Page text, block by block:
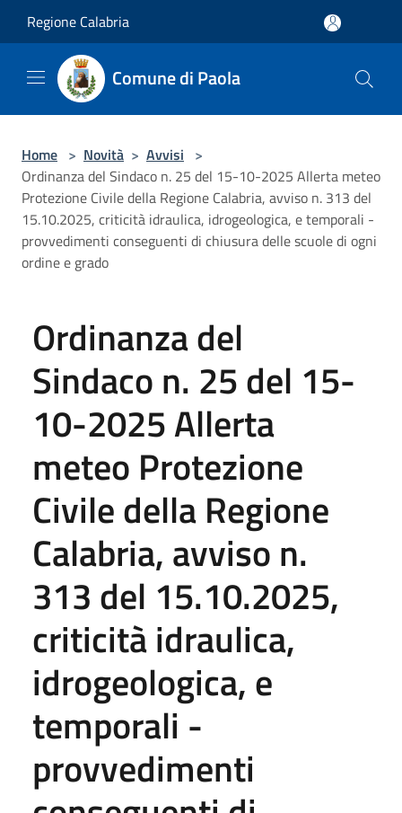
Regione Calabria
Comune di Paola
Home > Novità > Avvisi >
Ordinanza del Sindaco n. 25 del 15-10-2025 Allerta meteo
Protezione Civile della Regione Calabria, avviso n. 313 del
15.10.2025, criticità idraulica, idrogeologica, e temporali -
provvedimenti conseguenti di chiusura delle scuole di ogni
ordine e grado
Ordinanza del
Sindaco n. 25 del 15-
10-2025 Allerta
meteo Protezione
Civile della Regione
Calabria, avviso n.
313 del 15.10.2025,
criticità idraulica,
idrogeologica, e
temporali -
provvedimenti